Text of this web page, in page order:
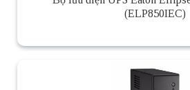
(ELP850IEC)